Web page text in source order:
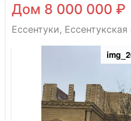
Дом 8 000 000 ₽
Ессентуки,